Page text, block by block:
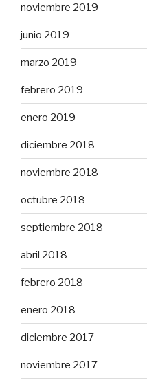
noviembre 2019
junio 2019
marzo 2019
febrero 2019
enero 2019
diciembre 2018
noviembre 2018
octubre 2018
septiembre 2018
abril 2018
febrero 2018
enero 2018
diciembre 2017
noviembre 2017